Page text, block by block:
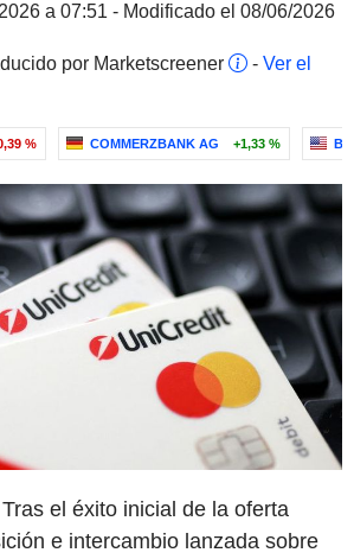
a 07:51 - Modificado el 08/06/2026
por Marketscreener
- Ver el
% COMMERZBANK AG +1,33 %
el éxito inicial de la oferta
e intercambio lanzada sobre